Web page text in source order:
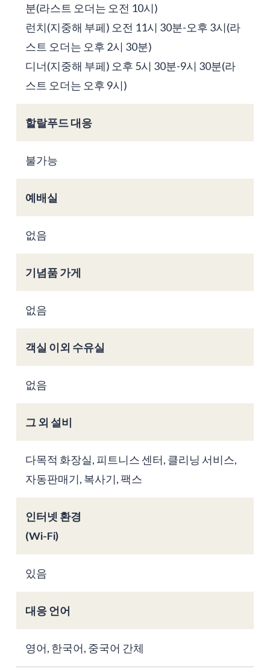
분(라스트 오더는 오전 10시)
런치(지중해 부페) 오전 11시 30분-오후 3시(라
스트 오더는 오후 2시 30분)
디너(지중해 부페) 오후 5시 30분-9시 30분(라
스트 오더는 오후 9시)
할랄푸드 대응
불가능
예배실
없음
기념품 가게
없음
객실 이외 수유실
없음
그 외 설비
다목적 화장실, 피트니스 센터, 클리닝 서비스,
자동판매기, 복사기, 팩스
인터넷 환경
(Wi-Fi)
있음
대응 언어
영어, 한국어, 중국어 간체